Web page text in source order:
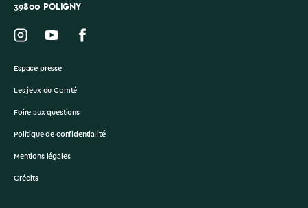
39800 POLIGNY
Espace presse
Les jeux du Comté
Foire aux questions
Politique de confidentialité
Mentions légales
Crédits